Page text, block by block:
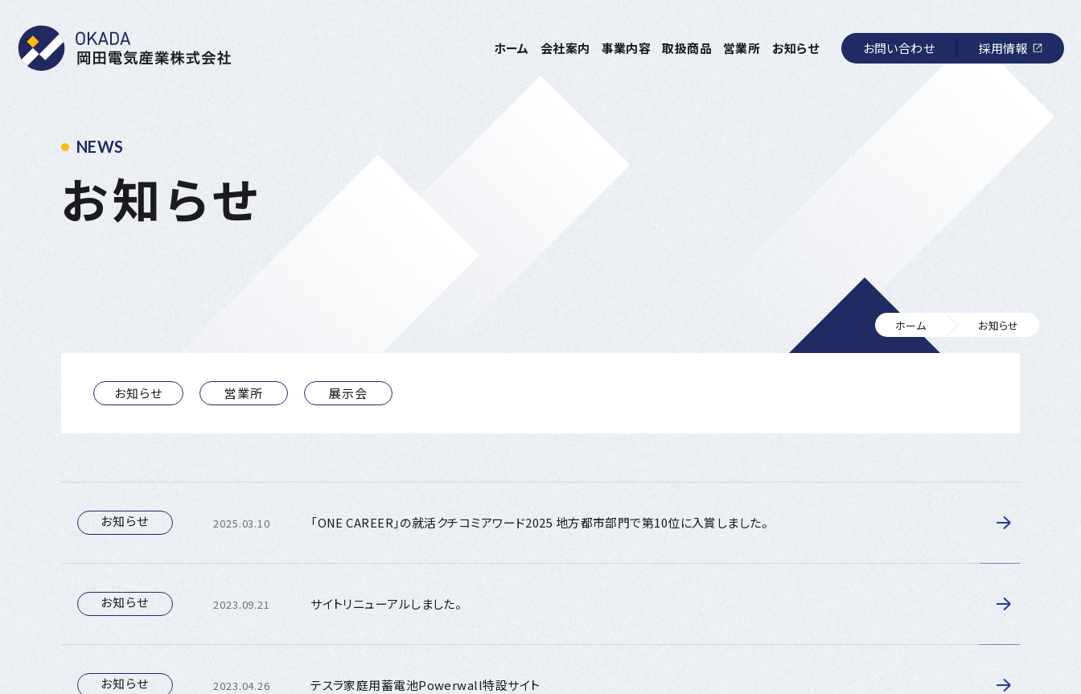
ホーム
会社案内 事業内容 取扱商品 営業所 お知らせ お問い合わせ 採用情報
NEWS
お知らせ
ホーム お知らせ
お知らせ 営業所 展示会
お知らせ 2025.03.10 「ONE CAREER」の就活クチコミアワード2025 地方都市部門で第10位に入賞しました。
お知らせ 2023.09.21 サイトリニューアルしました。
お知らせ 2023.04.26 テスラ家庭用蓄電池Powerwall特設サイト